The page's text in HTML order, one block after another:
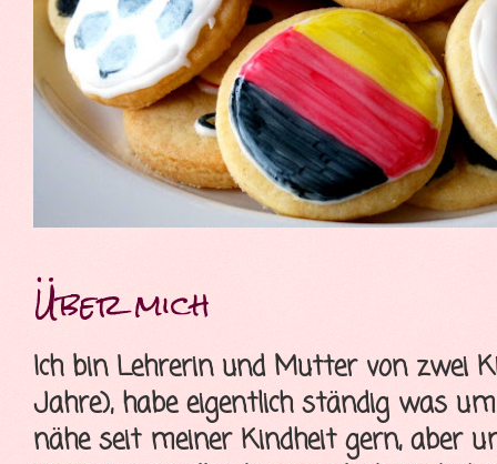
Über mich
Ich bin Lehrerin und Mutter von zwei
Jahre), habe eigentlich ständig was
nähe seit meiner Kindheit gern, aber